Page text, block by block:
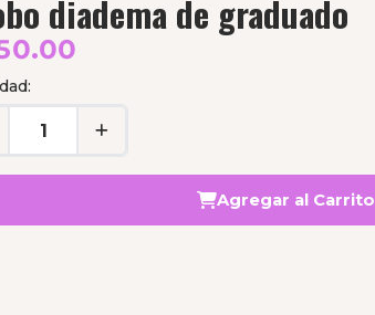
diadema de graduado
Agregar al Carrito